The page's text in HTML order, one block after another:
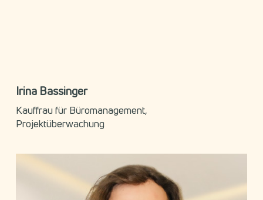
Irina Bassinger
Kauffrau für Büromanagement,
Projektüberwachung